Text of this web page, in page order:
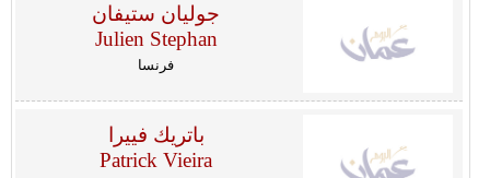
جوليان ستيفان
Julien Stephan
فرنسا
باتريك فييرا
Patrick Vieira